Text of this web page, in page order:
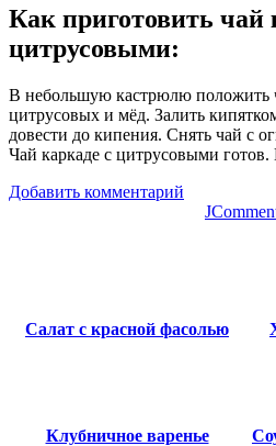
Как приготовить чай
цитрусовыми:
В небольшую кастрюлю положить
цитрусовых и мёд. Залить
довести до кипения. Снять чай с
Чай каркаде с цитрусовыми готов.
Добавить комментарий
Салат с красной фасолью
Клубничное варенье